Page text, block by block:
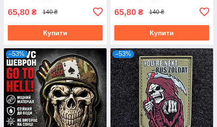
65,80 ₴ 140 ₴
Купити
65,80 ₴ 140 ₴
Купити
–53% –53%